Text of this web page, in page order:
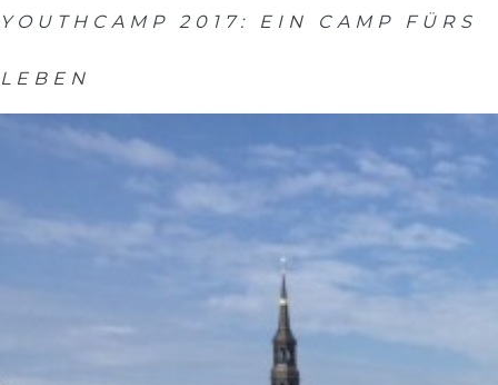
YOUTHCAMP 2017: EIN CAMP FÜRS
LEBEN